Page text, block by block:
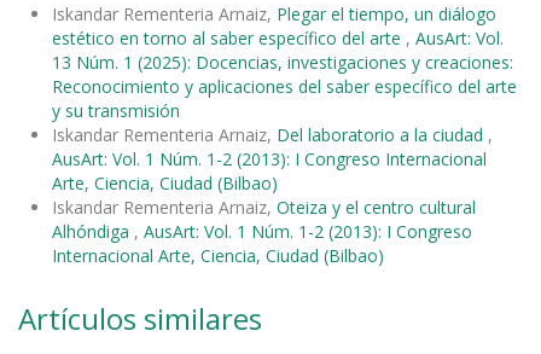
Iskandar Rementeria Arnaiz, Plegar el tiempo, un diálogo
estético en torno al saber específico del arte , AusArt: Vol.
13 Núm. 1 (2025): Docencias, investigaciones y creaciones:
Reconocimiento y aplicaciones del saber específico del arte
y su transmisión
Iskandar Rementeria Arnaiz, Del laboratorio a la ciudad ,
AusArt: Vol. 1 Núm. 1-2 (2013): I Congreso Internacional
Arte, Ciencia, Ciudad (Bilbao)
Iskandar Rementeria Arnaiz, Oteiza y el centro cultural
Alhóndiga , AusArt: Vol. 1 Núm. 1-2 (2013): I Congreso
Internacional Arte, Ciencia, Ciudad (Bilbao)
Artículos similares